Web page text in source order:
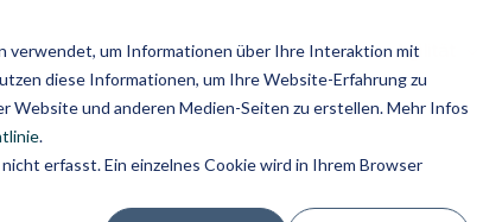
verwendet, um Informationen über Ihre Interaktion mit
diese Informationen, um Ihre Website-Erfahrung zu
Website und anderen Medien-Seiten zu erstellen. Mehr Infos
.
erfasst. Ein einzelnes Cookie wird in Ihrem Browser
Workshops Locations Agilität